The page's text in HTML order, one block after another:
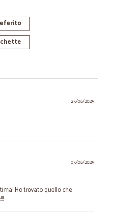
25/06/2025
05/06/2025
Ho trovato quello che